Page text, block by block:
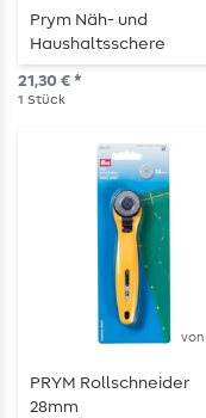
Prym Näh- und
Haushaltsschere
„Professional“ – 16,5
21,30 € *
1 Stück
von
PRYM Rollschneider
28mm